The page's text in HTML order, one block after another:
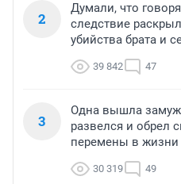
2
Думали, что
следствие
убийства брата и
39 842 47
3
Одна вышла замуж
развелся и обрел
перемены в жизни
30 319 49